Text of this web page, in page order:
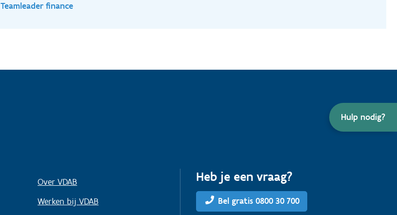
Hulp nodig?
Teamleader finance
Over VDAB
Werken bij VDAB
Heb je een vraag?
Bel gratis 0800 30 700